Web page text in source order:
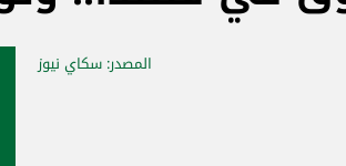
المصدر: سكاي نيوز